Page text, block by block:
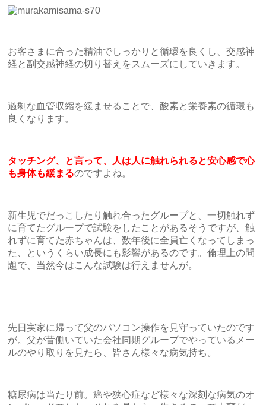
お客さまに合った精油でしっかりと循環を良くし、交感神
経と副交感神経の切り替えをスムーズにしていきます。
過剰な血管収縮を緩ませることで、酸素と栄養素の循環も
良くなります。
タッチング、と言って、人は人に触れられると安心感で心
も身体も緩まるのですよね。
新生児でだっこしたり触れ合ったグループと、一切触れず
に育てたグループで試験をしたことがあるそうですが、触
れずに育てた赤ちゃんは、数年後に全員亡くなってしまっ
た、というくらい成長にも影響があるのです。倫理上の問
題で、当然今はこんな試験は行えませんが。
先日実家に帰って父のパソコン操作を見守っていたのです
が。父が昔働いていた会社同期グループでやっているメー
ルのやり取りを見たら、皆さん様々な病気持ち。
糖尿病は当たり前。癌や狭心症など様々な深刻な病気のオ